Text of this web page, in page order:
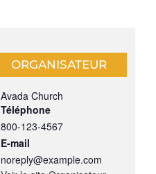
ORGANISATEUR
Avada Church
Téléphone
800-123-4567
E-mail
noreply@example.com